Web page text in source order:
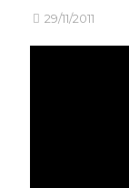
29/11/2011